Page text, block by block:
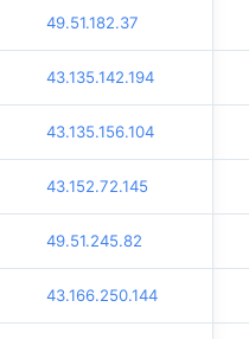
49.51.182.37
43.135.142.194
43.135.156.104
43.152.72.145
49.51.245.82
43.166.250.144